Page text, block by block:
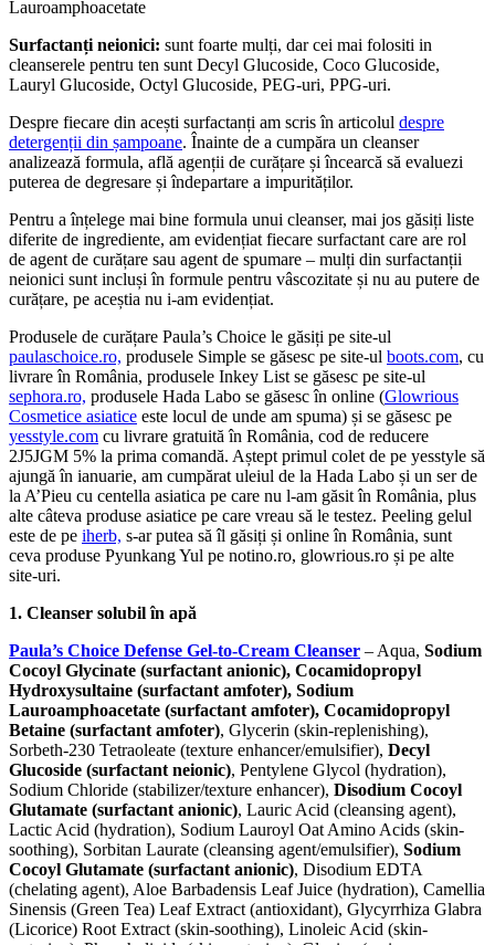
Lauroamphoacetate
Surfactanți neionici: sunt foarte mulți, dar cei mai folositi in
cleanserele pentru ten sunt Decyl Glucoside, Coco Glucoside,
Lauryl Glucoside, Octyl Glucoside, PEG-uri, PPG-uri.
Despre fiecare din acești surfactanți am scris în articolul despre
detergenții din șampoane. Înainte de a cumpăra un cleanser
analizează formula, află agenții de curățare și încearcă să evaluezi
puterea de degresare și îndepartare a impurităților.
Pentru a înțelege mai bine formula unui cleanser, mai jos găsiți liste
diferite de ingrediente, am evidențiat fiecare surfactant care are rol
de agent de curățare sau agent de spumare – mulți din surfactanții
neionici sunt incluși în formule pentru vâscozitate și nu au putere de
curățare, pe aceștia nu i-am evidențiat.
Produsele de curățare Paula’s Choice le găsiți pe site-ul
paulaschoice.ro, produsele Simple se găsesc pe site-ul boots.com, cu
livrare în România, produsele Inkey List se găsesc pe site-ul
sephora.ro, produsele Hada Labo se găsesc în online (Glowrious
Cosmetice asiatice este locul de unde am spuma) și se găsesc pe
yesstyle.com cu livrare gratuită în România, cod de reducere
2J5JGM 5% la prima comandă. Aștept primul colet de pe yesstyle să
ajungă în ianuarie, am cumpărat uleiul de la Hada Labo și un ser de
la A’Pieu cu centella asiatica pe care nu l-am găsit în România, plus
alte câteva produse asiatice pe care vreau să le testez. Peeling gelul
este de pe iherb, s-ar putea să îl găsiți și online în România, sunt
ceva produse Pyunkang Yul pe notino.ro, glowrious.ro și pe alte
site-uri.
1. Cleanser solubil în apă
Paula’s Choice Defense Gel-to-Cream Cleanser – Aqua, Sodium
Cocoyl Glycinate (surfactant anionic), Cocamidopropyl
Hydroxysultaine (surfactant amfoter), Sodium
Lauroamphoacetate (surfactant amfoter), Cocamidopropyl
Betaine (surfactant amfoter), Glycerin (skin-replenishing),
Sorbeth-230 Tetraoleate (texture enhancer/emulsifier), Decyl
Glucoside (surfactant neionic), Pentylene Glycol (hydration),
Sodium Chloride (stabilizer/texture enhancer), Disodium Cocoyl
Glutamate (surfactant anionic), Lauric Acid (cleansing agent),
Lactic Acid (hydration), Sodium Lauroyl Oat Amino Acids (skin-
soothing), Sorbitan Laurate (cleansing agent/emulsifier), Sodium
Cocoyl Glutamate (surfactant anionic), Disodium EDTA
(chelating agent), Aloe Barbadensis Leaf Juice (hydration), Camellia
Sinensis (Green Tea) Leaf Extract (antioxidant), Glycyrrhiza Glabra
(Licorice) Root Extract (skin-soothing), Linoleic Acid (skin-